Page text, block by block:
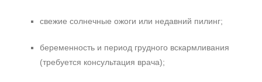
свежие солнечные ожоги или недавний пилинг;
беременность и период грудного вскармливания
(требуется консультация врача);